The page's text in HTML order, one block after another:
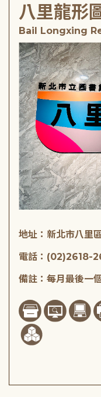
八里龍形
Bail Longxing
地址：新北市八里
電話：(02)2618-
備註：每月最後一